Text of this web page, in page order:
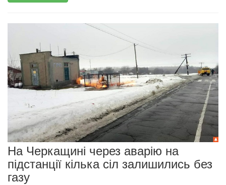
На Черкащині через аварію на
підстанції кілька сіл залишились без
газу